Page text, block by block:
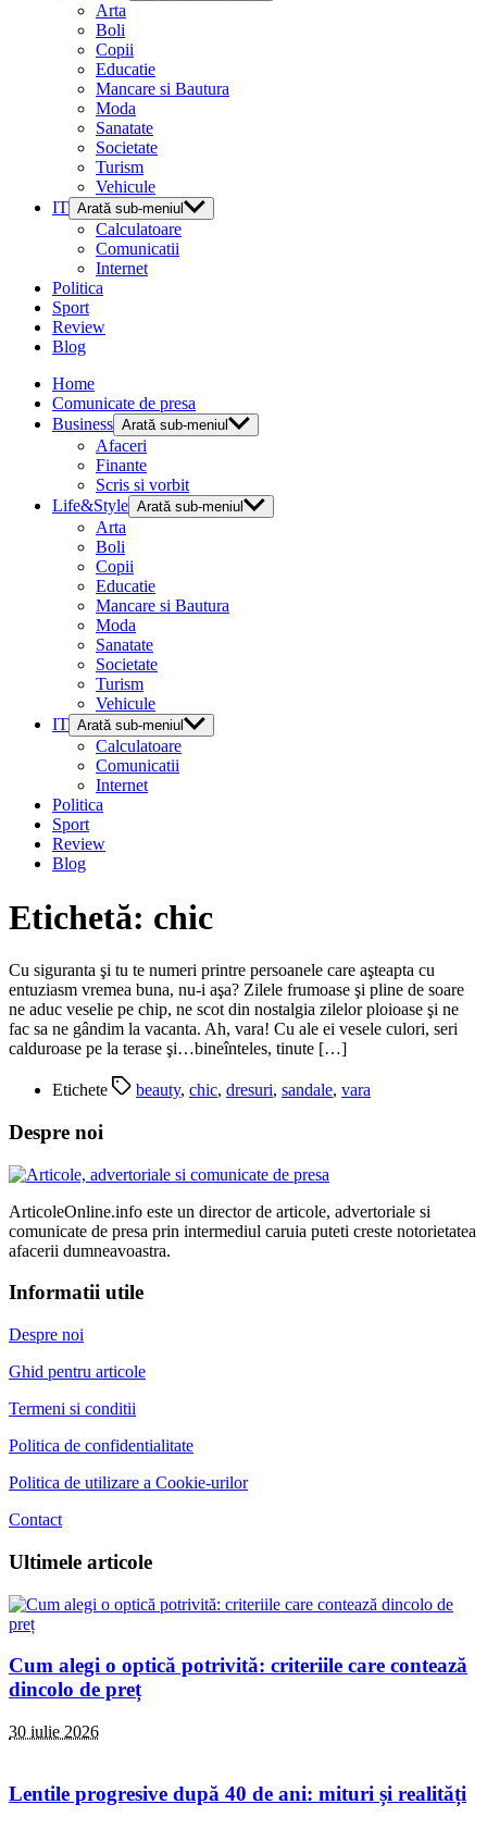
Arta
Boli
Copii
Educatie
Mancare si Bautura
Moda
Sanatate
Societate
Turism
Vehicule
IT Arată sub-meniul
Calculatoare
Comunicatii
Internet
Politica
Sport
Review
Blog
Home
Comunicate de presa
Business Arată sub-meniul
Afaceri
Finante
Scris si vorbit
Life&Style Arată sub-meniul
Arta
Boli
Copii
Educatie
Mancare si Bautura
Moda
Sanatate
Societate
Turism
Vehicule
IT Arată sub-meniul
Calculatoare
Comunicatii
Internet
Politica
Sport
Review
Blog
Etichetă: chic
Cu siguranta şi tu te numeri printre persoanele care aşteapta cu
entuziasm vremea buna, nu-i aşa? Zilele frumoase şi pline de soare
ne aduc veselie pe chip, ne scot din nostalgia zilelor ploioase şi ne
fac sa ne gândim la vacanta. Ah, vara! Cu ale ei vesele culori, seri
calduroase pe la terase şi…bineînteles, tinute […]
Etichete beauty, chic, dresuri, sandale, vara
Despre noi
ArticoleOnline.info este un director de articole, advertoriale si
comunicate de presa prin intermediul caruia puteti creste notorietatea
afacerii dumneavoastra.
Informatii utile
Despre noi
Ghid pentru articole
Termeni si conditii
Politica de confidentialitate
Politica de utilizare a Cookie-urilor
Contact
Ultimele articole
Cum alegi o optică potrivită: criteriile care contează
dincolo de preț
30 iulie 2026
Lentile progresive după 40 de ani: mituri și realități